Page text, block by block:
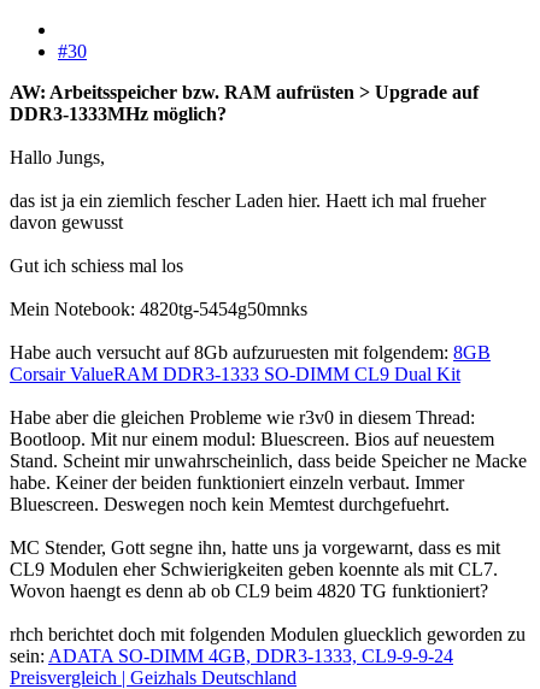
#30
AW: Arbeitsspeicher bzw. RAM aufrüsten > Upgrade auf
DDR3-1333MHz möglich?
Hallo Jungs,
das ist ja ein ziemlich fescher Laden hier. Haett ich mal frueher
davon gewusst
Gut ich schiess mal los
Mein Notebook: 4820tg-5454g50mnks
Habe auch versucht auf 8Gb aufzuruesten mit folgendem: 8GB
Corsair ValueRAM DDR3-1333 SO-DIMM CL9 Dual Kit
Habe aber die gleichen Probleme wie r3v0 in diesem Thread:
Bootloop. Mit nur einem modul: Bluescreen. Bios auf neuestem
Stand. Scheint mir unwahrscheinlich, dass beide Speicher ne Macke
habe. Keiner der beiden funktioniert einzeln verbaut. Immer
Bluescreen. Deswegen noch kein Memtest durchgefuehrt.
MC Stender, Gott segne ihn, hatte uns ja vorgewarnt, dass es mit
CL9 Modulen eher Schwierigkeiten geben koennte als mit CL7.
Wovon haengt es denn ab ob CL9 beim 4820 TG funktioniert?
rhch berichtet doch mit folgenden Modulen gluecklich geworden zu
sein: ADATA SO-DIMM 4GB, DDR3-1333, CL9-9-9-24
Preisvergleich | Geizhals Deutschland